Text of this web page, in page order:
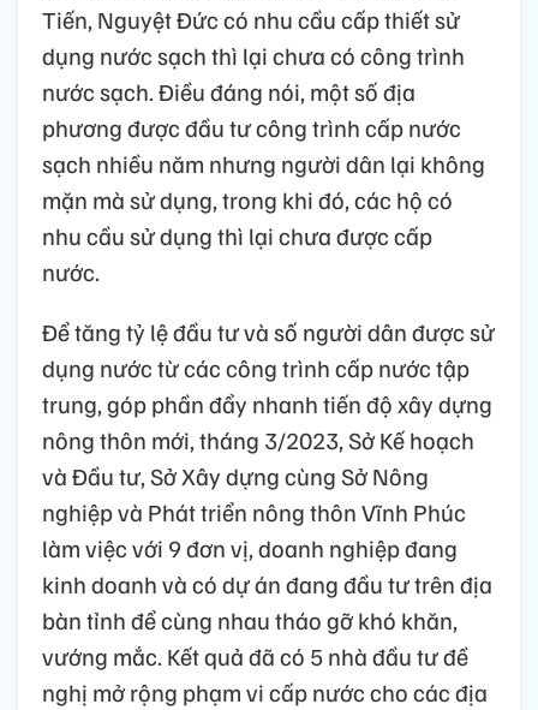
Tiến, Nguyệt Đức có nhu cầu cấp thiết sử
dụng nước sạch thì lại chưa có công trình
nước sạch. Điều đáng nói, một số địa
phương được đầu tư công trình cấp nước
sạch nhiều năm nhưng người dân lại không
mặn mà sử dụng, trong khi đó, các hộ có
nhu cầu sử dụng thì lại chưa được cấp
nước.
Để tăng tỷ lệ đầu tư và số người dân được sử
dụng nước từ các công trình cấp nước tập
trung, góp phần đẩy nhanh tiến độ xây dựng
nông thôn mới, tháng 3/2023, Sở Kế hoạch
và Đầu tư, Sở Xây dựng cùng Sở Nông
nghiệp và Phát triển nông thôn Vĩnh Phúc
làm việc với 9 đơn vị, doanh nghiệp đang
kinh doanh và có dự án đang đầu tư trên địa
bàn tỉnh để cùng nhau tháo gỡ khó khăn,
vướng mắc. Kết quả đã có 5 nhà đầu tư đề
nghị mở rộng phạm vi cấp nước cho các địa